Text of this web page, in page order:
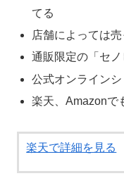
てる
店舗によっては
通販限定の「セ
公式オンライン
楽天、Amazonで
楽天で詳細を見る